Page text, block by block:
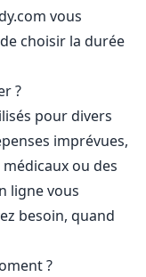
vous
choisir la durée
?
pour divers
imprévues,
ou des
ligne vous
besoin, quand
?